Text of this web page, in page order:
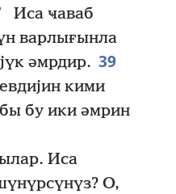
Иса ҹаваб
варлығынла
әмрдир. 39
кими
бу ики әмрин
Иса
О,